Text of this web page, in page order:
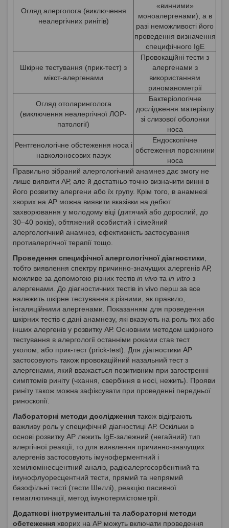
Огляд алерголога (виключення
неалергічних ринітів)
«винними»
моноалергенами), а в
разі неможливості його
проведення визначення
специфічного IgE
Шкірне тестування (прик-тест) з
мікст-алергенами
Провокаційні тести з
алергенами з
використанням
риноманометрії
Огляд отоларинголога
(виключення неалергічної ЛОР-
патології)
Бактеріологічне
дослідження матеріалу
зі слизової оболонки
носа
Рентгенологічне обстеження носа і
навколоносових пазух
Ендоскопічне
обстеження порожнини
носа
Правильно зібраний алергологічний анамнез дає змогу не
лише виявити АР, але й достатньо точно визначити винні в
його розвитку алергени або їх групу. Крім того, в анамнезі
хворих на АР можна виявити вказівки на дебют
захворювання у молодому віці (дитячий або дорослий, до
30–40 років), обтяжений особистий і сімейний
алергологічний анамнез, ефективність застосування
протиалергічної терапії тощо.
Проведення специфічної алергологічної діагностики
тобто виявлення спектру причинно-значущих алергенів АР,
можливе за допомогою різних тестів in vivo та in vitro з
алергенами. До діагностичних тестів in vivo перш за все
належить шкірне тестування з різними, як правило,
інгаляційними алергенами. Показанням для проведення
шкірних тестів є дані анамнезу, які вказують на роль тих або
інших алергенів у розвитку АР. Основним методом шкірного
тестування в алергології останніми роками став тест
уколом, або прик-тест (prick-test). Для діагностики АР
застосовують також провокаційний назальний тест з
алергенами, який вважається позитивним при загостренні
симптомів риніту (чхання, свербіння в носі, нежить). Прояви
риніту також можна зафіксувати при проведенні передньої
риноскопії.
Лабораторні методи дослідження також відіграють
важливу роль у специфічній діагностиці АР. Оскільки в
основі розвитку АР лежить IgE-залежний (негайний) тип
алергічної реакції, то для виявлення причинно-значущих
алергенів застосовують імуноферментний і
хемілюмінесцентний аналіз, радіоалергосорбентний та
імунофлуоресцентний тести, прямий та непрямий
базофільні тесті (тести Шеллі), реакцію пасивної
гемаглютинації, метод імунотермістометрії.
Додаткові інструментальні та лабораторні методи
обстеження хворих на АР можуть включати проведення